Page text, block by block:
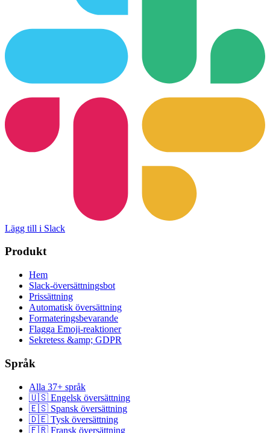
Lägg till i Slack
Produkt
Hem
Slack-översättningsbot
Prissättning
Automatisk översättning
Formateringsbevarande
Flagga Emoji-reaktioner
Sekretess &amp; GDPR
Språk
Alla 37+ språk
🇺🇸 Engelsk översättning
🇪🇸 Spansk översättning
🇩🇪 Tysk översättning
🇫🇷 Fransk översättning